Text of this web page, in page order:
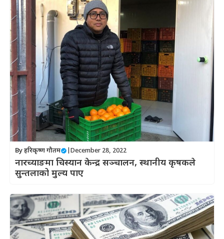
Byहरिकृष्ण गौतम December 28, 2022
नारच्याङमा चिस्यान केन्द्र सञ्चालन, स्थानीय कृषकले
सुन्तलाको मुल्य पाए